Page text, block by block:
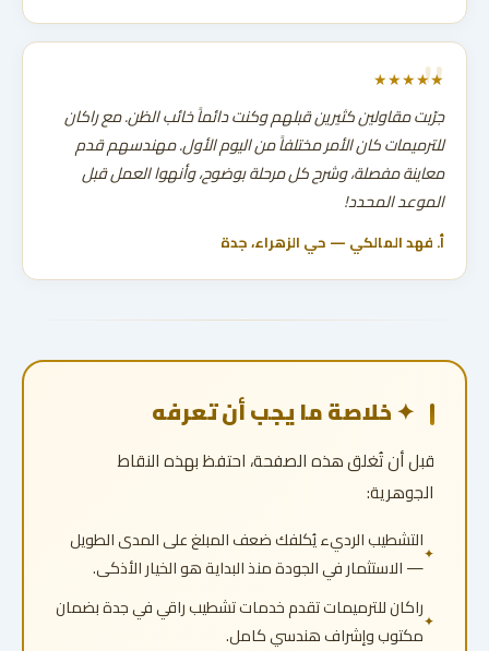
★★★★★
جرّبت مقاولين كثيرين قبلهم وكنت دائماً خائب الظن. مع راكان
للترميمات كان الأمر مختلفاً من اليوم الأول. مهندسهم قدم
معاينة مفصلة، وشرح كل مرحلة بوضوح، وأنهوا العمل قبل
الموعد المحدد!
أ. فهد المالكي — حي الزهراء، جدة
✦ خلاصة ما يجب أن تعرفه
قبل أن تُغلق هذه الصفحة، احتفظ بهذه النقاط
الجوهرية:
التشطيب الرديء يُكلفك ضعف المبلغ على المدى الطويل
— الاستثمار في الجودة منذ البداية هو الخيار الأذكى.
راكان للترميمات تقدم خدمات تشطيب راقي في جدة بضمان
مكتوب وإشراف هندسي كامل.